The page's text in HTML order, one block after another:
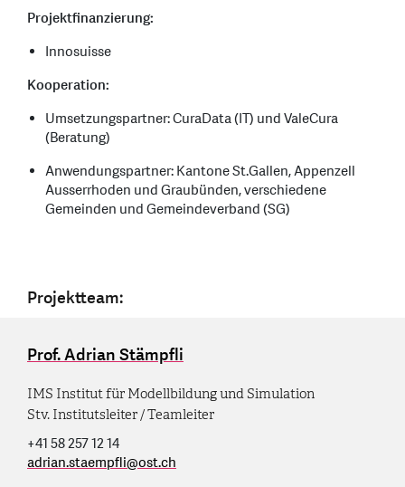
Projektfinanzierung:
Innosuisse
Kooperation:
Umsetzungspartner: CuraData (IT) und ValeCura
(Beratung)
Anwendungspartner: Kantone St.Gallen, Appenzell
Ausserrhoden und Graubünden, verschiedene
Gemeinden und Gemeindeverband (SG)
Projektteam:
Prof. Adrian Stämpfli
IMS Institut für Modellbildung und Simulation
Stv. Institutsleiter / Teamleiter
+41 58 257 12 14
adrian.staempfli@ost.ch